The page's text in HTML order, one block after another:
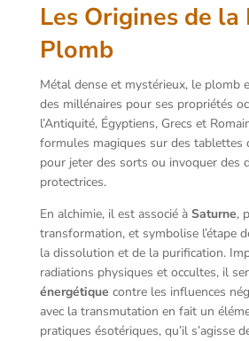
Les Origines de la
Plomb
Métal dense et mystérieux, le plomb
des millénaires pour ses propriétés
l’Antiquité, Égyptiens, Grecs et
formules magiques sur des tablettes
pour jeter des sorts ou invoquer des
protectrices.
En alchimie, il est associé à Saturne,
transformation, et symbolise l’étape
la dissolution et de la purification.
radiations physiques et occultes, il
énergétique contre les influences
avec la transmutation en fait un
pratiques ésotériques, qu’il s’agisse